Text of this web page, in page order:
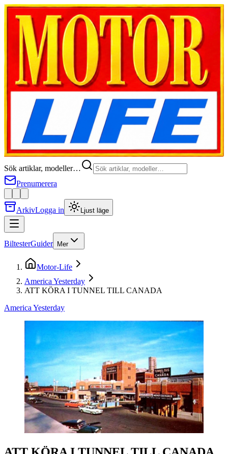
Sök artiklar, modeller…
Prenumerera
ArkivLogga in Ljust läge
BiltesterGuider Mer
Motor-Life
America Yesterday
ATT KÖRA I TUNNEL TILL CANADA
America Yesterday